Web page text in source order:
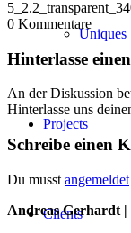
Uniques
Projects
Clients
0 Kommentare
Hinterlasse
An der Diskussion
Hinterlasse uns
Schreibe einen
Du musst angemeldet
Andreas Gerhardt